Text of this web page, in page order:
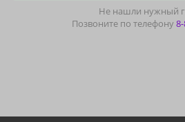
Не нашли нужный
Позвоните по телефону